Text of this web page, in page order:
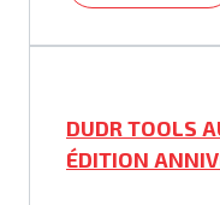
DUDR TOOLS
ÉDITION